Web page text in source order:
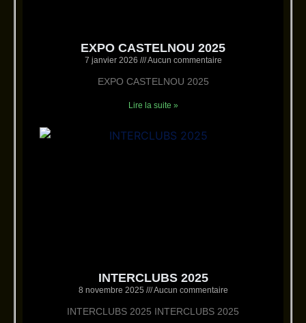
EXPO CASTELNOU 2025
7 janvier 2026 Aucun commentaire
EXPO CASTELNOU 2025
Lire la suite »
INTERCLUBS 2025
8 novembre 2025 Aucun commentaire
INTERCLUBS 2025 INTERCLUBS 2025